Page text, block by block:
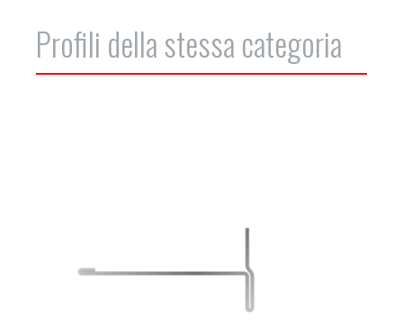
Profili della stessa categoria